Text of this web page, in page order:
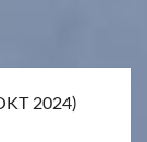
2024)